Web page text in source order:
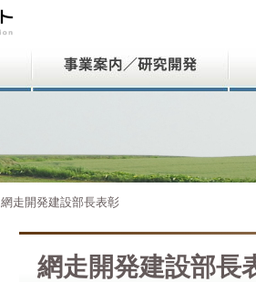
網走開発建設部長表彰
網走開発建設部長